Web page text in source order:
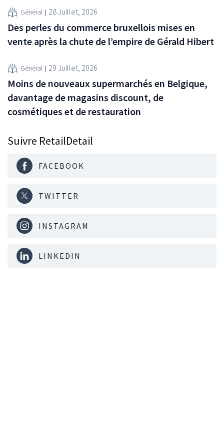
Général 28 Juillet, 2026
Des perles du commerce bruxellois mises en
vente après la chute de l’empire de Gérald Hibert
Général 29 Juillet, 2026
Moins de nouveaux supermarchés en Belgique,
davantage de magasins discount, de
cosmétiques et de restauration
Suivre RetailDetail
FACEBOOK
TWITTER
INSTAGRAM
LINKEDIN